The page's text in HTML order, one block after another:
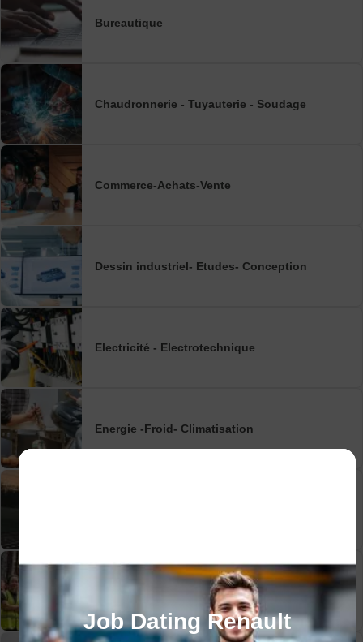
Job Dating Renault
Bureautique
Chaudronnerie - Tuyauterie - Soudage
Commerce-Achats-Vente
Dessin industriel- Etudes- Conception
Electricité - Electrotechnique
Energie -Froid- Climatisation
Formations Réglementaires